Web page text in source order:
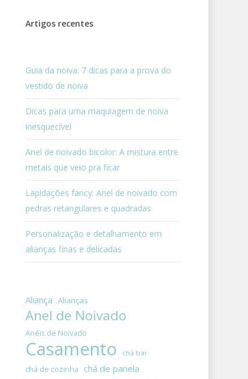
Artigos recentes
Guia da noiva: 7 dicas para a prova do
vestido de noiva
Dicas para uma maquiagem de noiva
inesquecível
Anel de noivado bicolor: A mistura entre
metais que veio pra ficar
Lapidações fancy: Anel de noivado com
pedras retangulares e quadradas
Personalização e detalhamento em
alianças finas e delicadas
Aliança Alianças
Anel de Noivado
Anéis de Noivado
Casamento chá bar
chá de cozinha chá de panela